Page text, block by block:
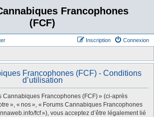
Francophones
(FCF)
Connexion
Inscription
Francophones (FCF) - Conditions
d’utilisation
Cannabiques Francophones (FCF) » (ci-après
», « nos », « Forums Cannabiques Francophones
fcf »), vous acceptez d’être légalement lié